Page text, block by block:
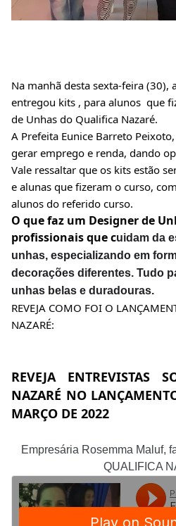
Na manhã desta sexta-feira (30),
entregou kits , para alunos  que
de Unhas do Qualifica Nazaré.
A Prefeita Eunice Barreto
gerar emprego e renda, dando
Vale ressaltar que os kits estão
e alunas que fizeram o curso,
alunos do referido curso.
O que faz um Designer de
profissionais que cuidam da
unhas, especializando em
decorações diferentes. Tudo
unhas belas e duradouras.
REVEJA COMO FOI O
NAZARÉ:
REVEJA ENTREVISTAS
NAZARÉ NO
MARÇO DE 2022
Empresária Rosemma Maluf,
QUALIFICA